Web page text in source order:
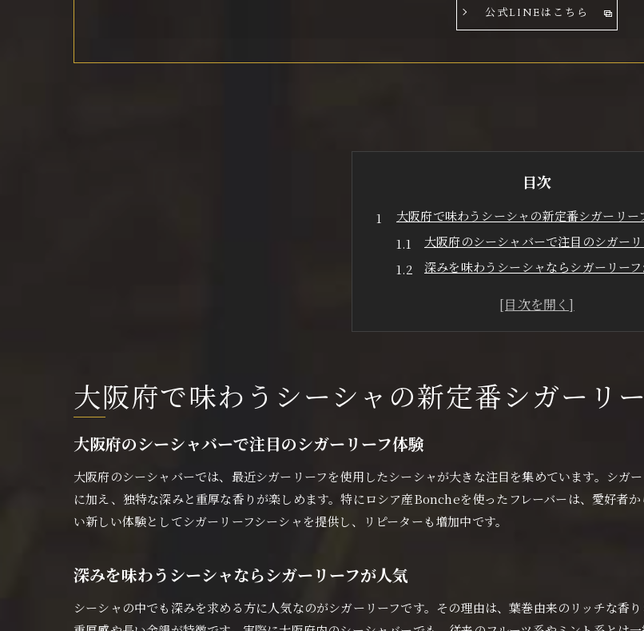
公式LINEはこちら
目次
大阪府で味わうシーシャの新定番シガーリー
大阪府のシーシャバーで注目のシガー
深みを味わうシーシャならシガーリー
シガーリーフ好き必見の深いシーシャ体験
濃厚な味わいが魅力のシガーリーフシー
シガーリーフで広がるシーシャの新た
深い香りを堪能できるシーシャ体験とは
リラックス空間で楽しむ大阪府のシーシャ
落ち着いた空間で味わうシーシャの魅力
大阪府の癒し空間で堪能するシーシャ体
大阪府で味わうシーシャの新定番シガーリ
大阪府のシーシャバーで注目のシガーリーフ体験
大阪府のシーシャバーでは、最近シガーリーフを使用したシーシャが大きな注目を集めています。シガ
に加え、独特な深みと重厚な香りが楽しめます。特にロシア産Boncheを使ったフレーバーは、愛好者
い新しい体験としてシガーリーフシーシャを提供し、リピーターも増加中です。
深みを味わうシーシャならシガーリーフが人気
シーシャの中でも深みを求める方に人気なのがシガーリーフです。その理由は、葉巻由来のリッチな香